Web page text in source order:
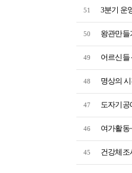
51 3분기 운
50 왕관만들
49 어르신들
48 명상의
47 도자기공
46 여가활동
45 건강체조